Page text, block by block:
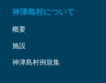
神津島村について
概要
施設
神津島村例規集